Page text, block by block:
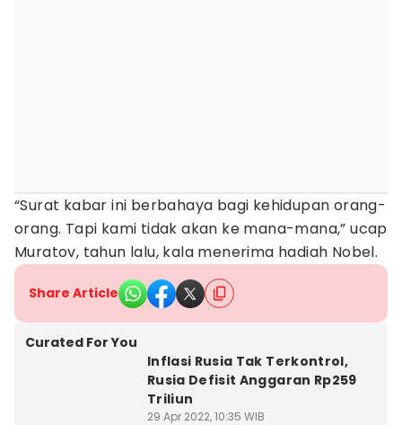
“Surat kabar ini berbahaya bagi kehidupan orang-
orang. Tapi kami tidak akan ke mana-mana,” ucap
Muratov, tahun lalu, kala menerima hadiah Nobel.
Share Article
Curated For You
Inflasi Rusia Tak Terkontrol,
Rusia Defisit Anggaran Rp259
Triliun
29 Apr 2022, 10:35 WIB